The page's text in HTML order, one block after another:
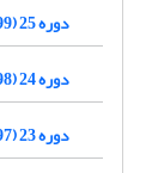
دوره 25 (1399-1400)
دوره 24 (1398-1399)
دوره 23 (1397-1398)